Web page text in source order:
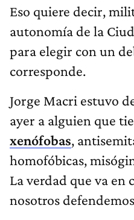
Eso quiere decir,
autonomía de la
para elegir con un
corresponde.
Jorge Macri estuvo
ayer a alguien que
xenófobas,
homofóbicas,
La verdad que va en
nosotros